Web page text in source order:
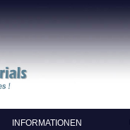
INFORMATIONEN